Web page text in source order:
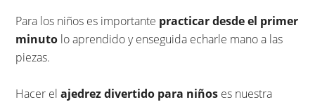
Para los niños es importante practicar desde el primer
minuto lo aprendido y enseguida echarle mano a las
piezas.
Hacer elajedrez divertido para niños es nuestra